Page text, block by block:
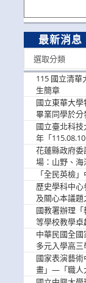
最新消息
選取分類
115 國立清
生簡章
國立東華大
畢業同學於分
國立臺北科
年「
歡迎學生踴躍
花蓮縣政府
場：山野、海
參加
「全民英檢
歷史學科中
及關心本議
國教署辦理
等學校教學
中華民國全
多元入學高三
國家表演藝
畫」—「職人